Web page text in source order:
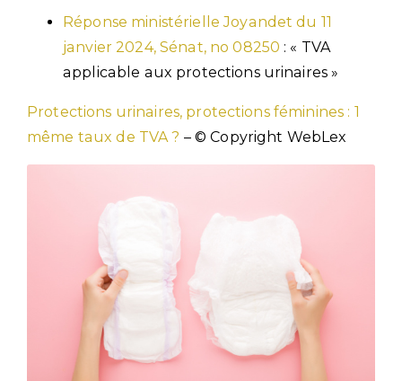
Réponse ministérielle Joyandet du 11
janvier 2024, Sénat, no 08250 : « TVA
applicable aux protections urinaires »
Protections urinaires, protections féminines : 1
même taux de TVA ? – © Copyright WebLex